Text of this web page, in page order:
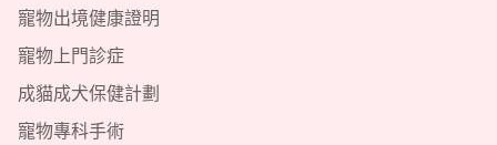
寵物出境健康證明
寵物上門診症
成貓成犬保健計劃
寵物專科手術